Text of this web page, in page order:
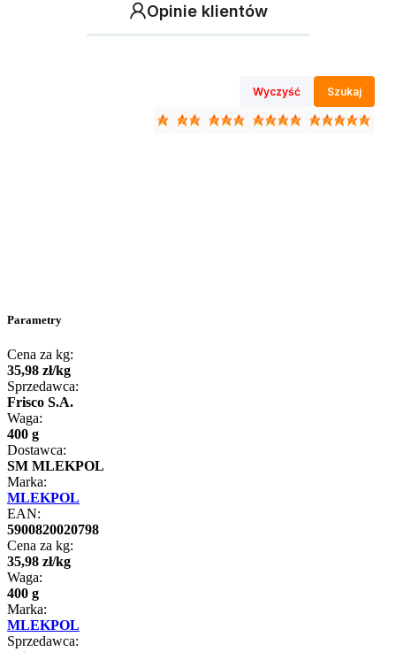
Opinie klientów
Wyczyść Szukaj
Parametry
Cena za kg:
35,98 zł/kg
Sprzedawca:
Frisco S.A.
Waga:
400 g
Dostawca:
SM MLEKPOL
Marka:
MLEKPOL
EAN:
5900820020798
Cena za kg:
35,98 zł/kg
Waga:
400 g
Marka:
MLEKPOL
Sprzedawca: